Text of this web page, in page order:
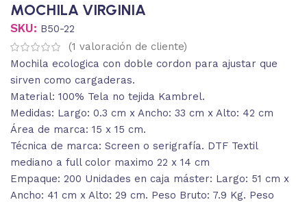
MOCHILA VIRGINIA
SKU: B50-22
(1 valoración de cliente)
Mochila ecologica con doble cordon para ajustar que
sirven como cargaderas.
Material: 100% Tela no tejida Kambrel.
Medidas: Largo: 0.3 cm x Ancho: 33 cm x Alto: 42 cm
Área de marca: 15 x 15 cm.
Técnica de marca: Screen o serigrafía. DTF Textil
mediano a full color maximo 22 x 14 cm
Empaque: 200 Unidades en caja máster: Largo: 51 cm x
Ancho: 41 cm x Alto: 29 cm. Peso Bruto: 7.9 Kg. Peso